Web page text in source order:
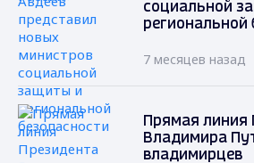
социальной
региональной
7 месяцев назад
Прямая линия
Владимира
владимирцев